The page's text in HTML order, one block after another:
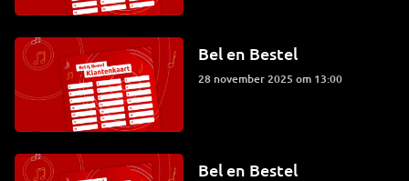
Bel en Bestel
28 november 2025 om 13:00
Bel en Bestel